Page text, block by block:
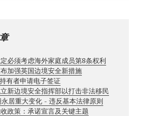
必须考虑海外家庭成员第8条权利
加强英国边境安全新措施
有者申请电子签证
新边境安全指挥部以打击非法移民
居重大变化 - 违反基本法律原则
政策：承诺宣言及关键主题